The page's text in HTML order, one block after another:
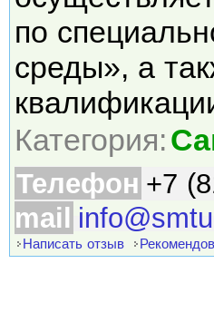
по
среды», а
Категория:
Телефон +7
mail
Написать отзыв